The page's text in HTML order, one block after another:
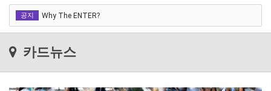
공지 Why The ENTER?
Why The ENTER?
카드뉴스